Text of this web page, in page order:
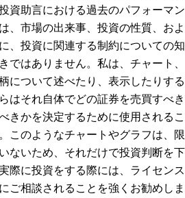
資助言における過去のパフォーマン
、市場の出来事、投資の性質、およ
、投資に関連する制約についての知
ではありません。私は、チャート、
について述べたり、表示したりする
はそれ自体でどの証券を売買すべき
きかを決定するために使用されるこ
このようなチャートやグラフは、限
ないため、それだけで投資判断を下
際に投資をする際には、ライセンス
ご相談されることを強くお勧めしま